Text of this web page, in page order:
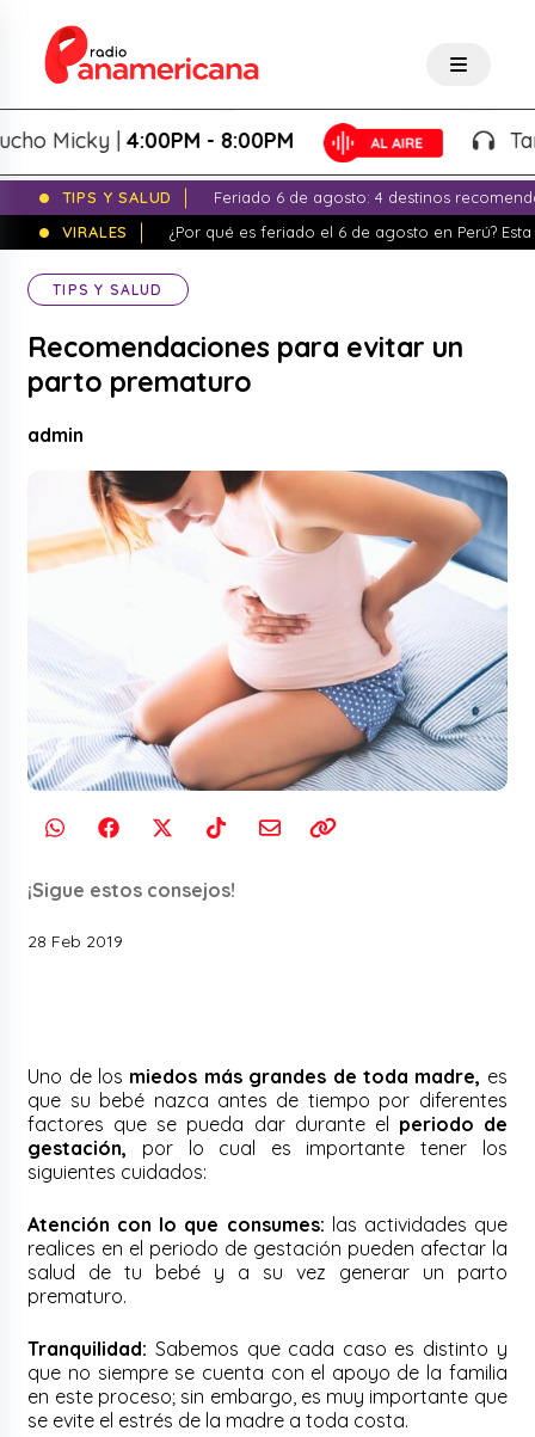
Micky |4:00PM - 8:00PM
TIPS Y SALUD
Feriado 6 de agosto: 4 destinos
VIRALES
¿Por qué es feriado el 6 de agosto en Perú?
TIPS Y SALUD
Recomendaciones para evitar un
parto prematuro
admin
¡Sigue estos consejos!
28 Feb 2019
Uno de los miedos más grandes de toda madre, es
que su bebé nazca antes de tiempo por diferentes
factores que se pueda dar durante el periodo de
gestación, por lo cual es importante tener los
siguientes cuidados:
Atención con lo que consumes: las actividades que
realices en el periodo de gestación pueden afectar la
salud de tu bebé y a su vez generar un parto
prematuro.
Tranquilidad: Sabemos que cada caso es distinto y
que no siempre se cuenta con el apoyo de la familia
en este proceso; sin embargo, es muy importante que
se evite el estrés de la madre a toda costa.